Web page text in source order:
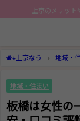
上京のメリッ
#上京なう 地域・
地域・住まい
板橋は女性の